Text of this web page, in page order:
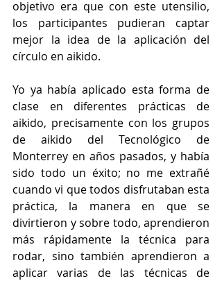
objetivo era que con este utensilio,
los participantes pudieran captar
mejor la idea de la aplicación del
círculo en aikido.
Yo ya había aplicado esta forma de
clase en diferentes prácticas de
aikido, precisamente con los grupos
de aikido del Tecnológico de
Monterrey en años pasados, y había
sido todo un éxito; no me extrañé
cuando vi que todos disfrutaban esta
práctica, la manera en que se
divirtieron y sobre todo, aprendieron
más rápidamente la técnica para
rodar, sino también aprendieron a
aplicar varias de las técnicas de